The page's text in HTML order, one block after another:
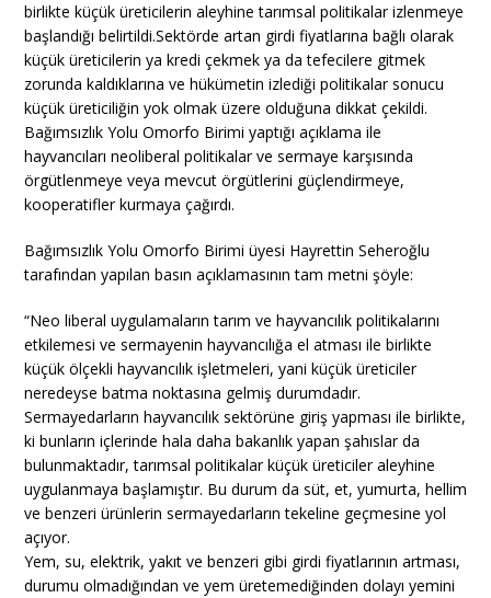
birlikte küçük üreticilerin aleyhine tarımsal politikalar izlenmeye
başlandığı belirtildi.Sektörde artan girdi fiyatlarına bağlı olarak
küçük üreticilerin ya kredi çekmek ya da tefecilere gitmek
zorunda kaldıklarına ve hükümetin izlediği politikalar sonucu
küçük üreticiliğin yok olmak üzere olduğuna dikkat çekildi.
Bağımsızlık Yolu Omorfo Birimi yaptığı açıklama ile
hayvancıları neoliberal politikalar ve sermaye karşısında
örgütlenmeye veya mevcut örgütlerini güçlendirmeye,
kooperatifler kurmaya çağırdı.
Bağımsızlık Yolu Omorfo Birimi üyesi Hayrettin Seheroğlu
tarafından yapılan basın açıklamasının tam metni şöyle:
“Neo liberal uygulamaların tarım ve hayvancılık politikalarını
etkilemesi ve sermayenin hayvancılığa el atması ile birlikte
küçük ölçekli hayvancılık işletmeleri, yani küçük üreticiler
neredeyse batma noktasına gelmiş durumdadır.
Sermayedarların hayvancılık sektörüne giriş yapması ile birlikte,
ki bunların içlerinde hala daha bakanlık yapan şahıslar da
bulunmaktadır, tarımsal politikalar küçük üreticiler aleyhine
uygulanmaya başlamıştır. Bu durum da süt, et, yumurta, hellim
ve benzeri ürünlerin sermayedarların tekeline geçmesine yol
açıyor.
Yem, su, elektrik, yakıt ve benzeri gibi girdi fiyatlarının artması,
durumu olmadığından ve yem üretemediğinden dolayı yemini